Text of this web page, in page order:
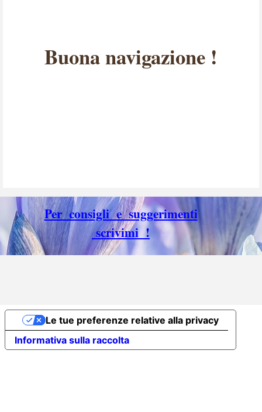
Buona navigazione !
Per consigli e suggerimenti
scrivimi !
Informativa sulla raccolta
Le tue preferenze relative alla privacy